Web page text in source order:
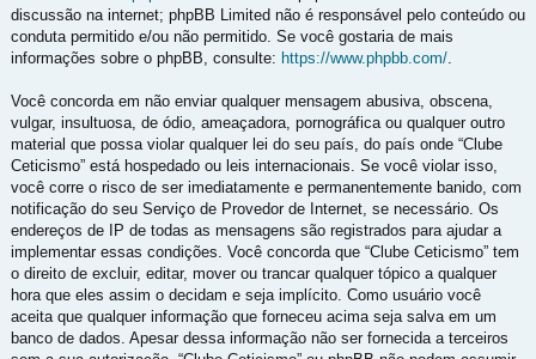
discussão na internet; phpBB Limited não é responsável pelo conteúdo ou
conduta permitido e/ou não permitido. Se você gostaria de mais
informações sobre o phpBB, consulte: https://www.phpbb.com/
Você concorda em não enviar qualquer mensagem abusiva, obscena,
vulgar, insultuosa, de ódio, ameaçadora, pornográfica ou qualquer outro
material que possa violar qualquer lei do seu país, do país onde “Clube
Ceticismo” está hospedado ou leis internacionais. Se você violar isso,
você corre o risco de ser imediatamente e permanentemente banido, com
notificação do seu Serviço de Provedor de Internet, se necessário. Os
endereços de IP de todas as mensagens são registrados para ajudar a
implementar essas condições. Você concorda que “Clube Ceticismo” tem
o direito de excluir, editar, mover ou trancar qualquer tópico a qualquer
hora que eles assim o decidam e seja implícito. Como usuário você
aceita que qualquer informação que forneceu acima seja salva em um
banco de dados. Apesar dessa informação não ser fornecida a terceiros